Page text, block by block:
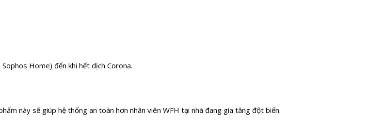
Home) đến khi hết dịch Corona.
này sẽ giúp hệ thống an toàn hơn nhân viên WFH tại nhà đang gia tăng đột biến.